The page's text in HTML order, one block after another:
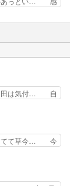
われ… 兎組の変
+人間… アニマ
な… 動物は動物
はようござい
最終回、文句
とわんだふ
岡田は気付… 自
んを… らいり
絵… コングと
らいりーが己
いりーさんが
ーが好きだっ
ちょっと勇気
ってて草今… 今
の亜… 1日で
抱… 今回は交
… 前半の霊カ